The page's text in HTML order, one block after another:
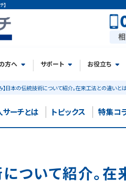
方へ サポート お役立ち
】日本の伝統技術について紹介。在来工法との違いと
ーチとは トピックス 特集コ
ついて紹介。在